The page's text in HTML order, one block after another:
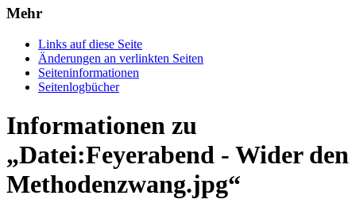
Mehr
Links auf diese Seite
Änderungen an verlinkten Seiten
Seiten­informationen
Seitenlogbücher
Informationen zu
„Datei:Feyerabend - Wider den
Methodenzwang.jpg“